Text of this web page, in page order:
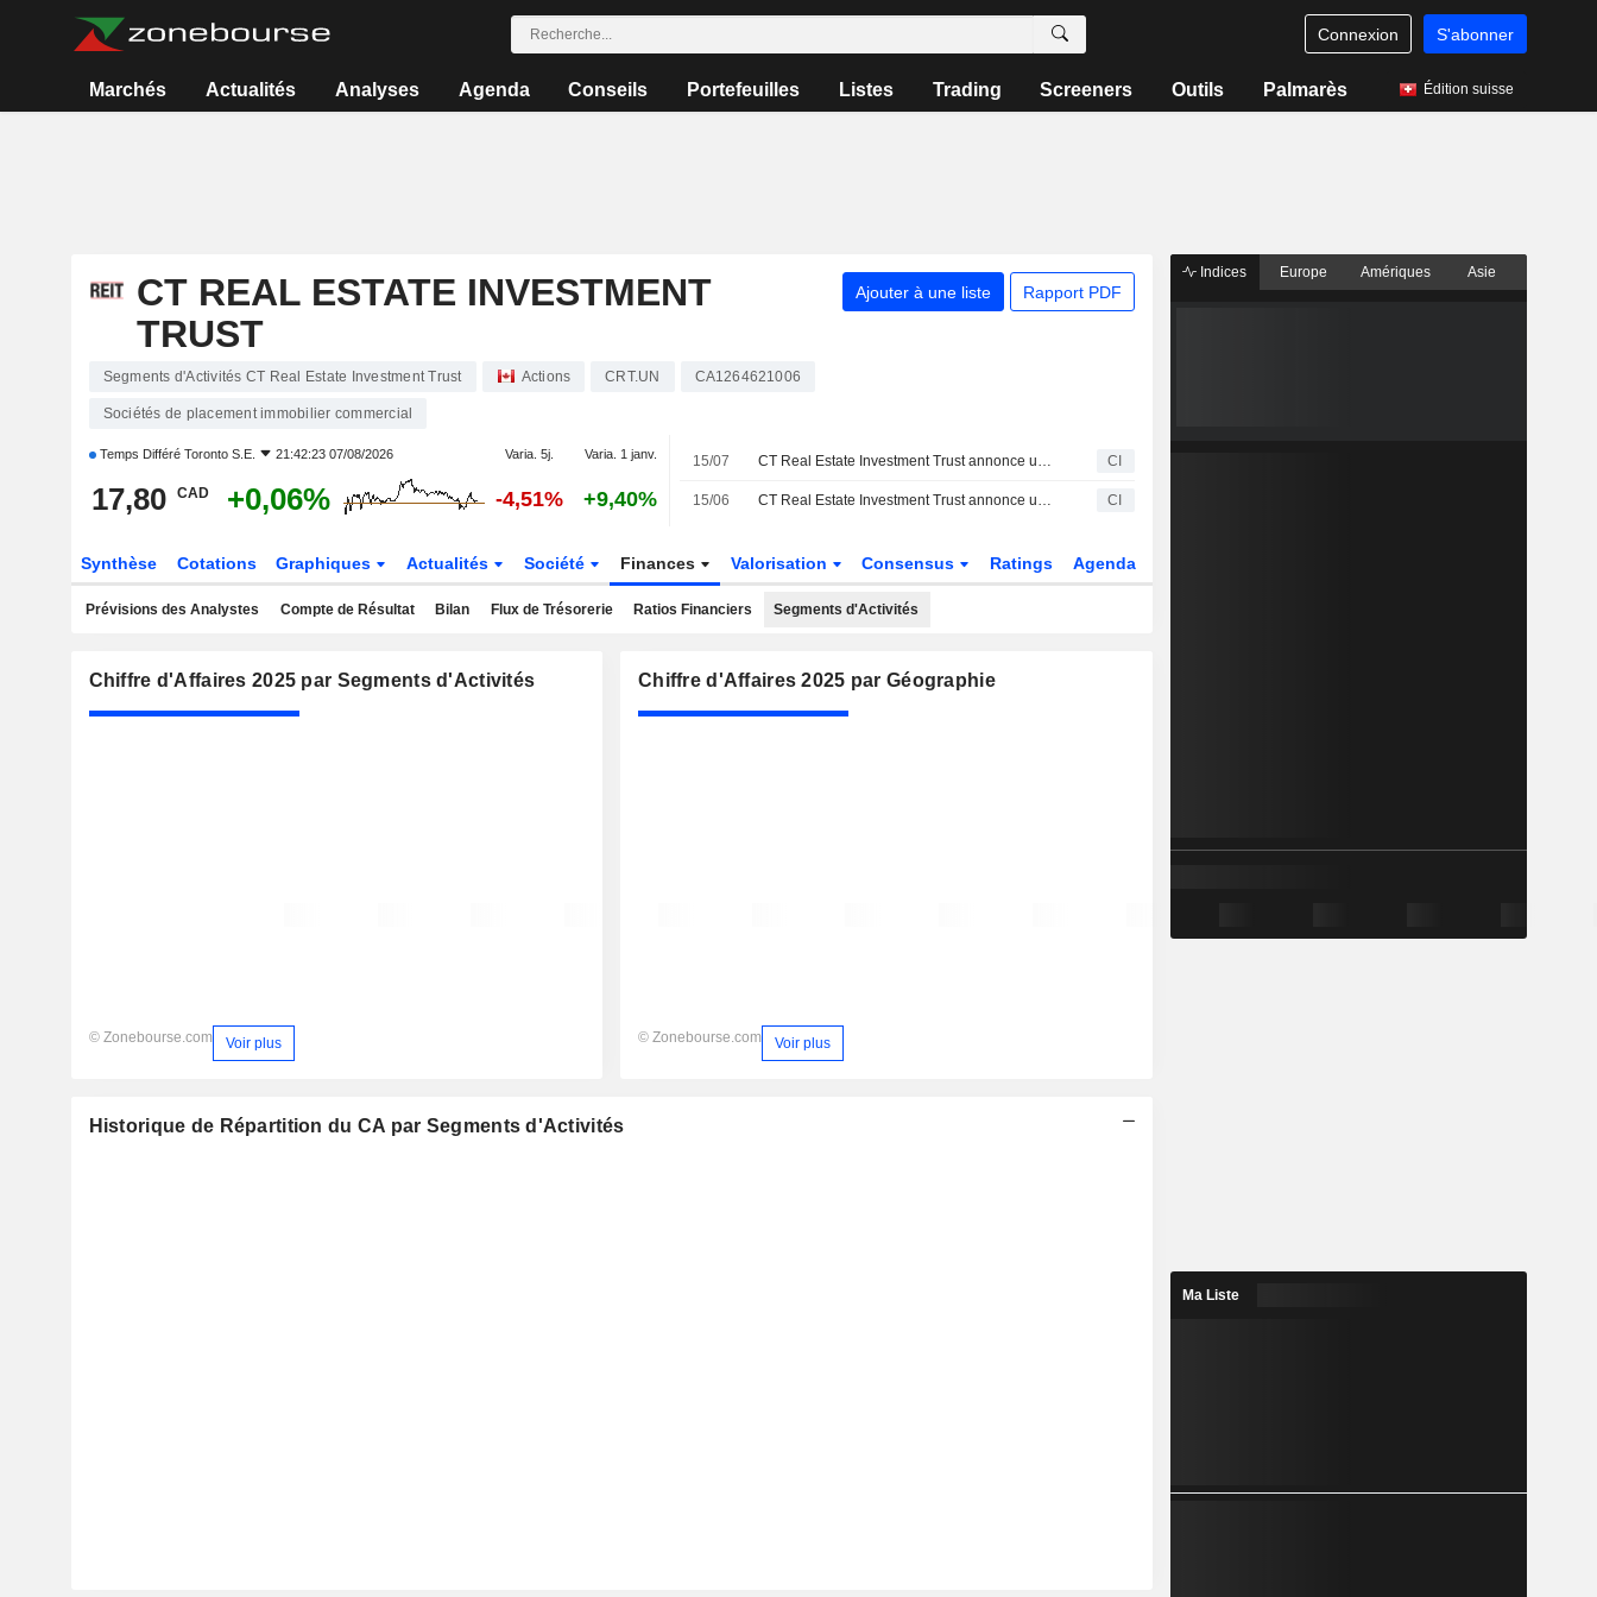
Connexion S'abonner
Marchés Actualités Analyses Agenda Conseils Portefeuilles Listes Trading Screeners Outils Palmarès Édition suisse
CT REAL ESTATE INVESTMENT
TRUST
Ajouter à une liste Rapport PDF
Segments d'Activités CT Real Estate Investment Trust Actions CRT.UN CA1264621006
Sociétés de placement immobilier commercial
Temps Différé Toronto S.E. 21:42:23 07/08/2026 Varia. 5j. Varia. 1 janv.
17,80 CAD +0,06% -4,51% +9,40%
15/07 CT Real Estate Investment Trust annonce une distribution pour la période du 1er au 31 juillet 2026, payable le 17 août 2026 CI
15/06 CT Real Estate Investment Trust annonce une distribution pour la période du 1er au 30 juin 2026, payable le 15 juillet 2026 CI
Synthèse Cotations Graphiques Actualités Société Finances Valorisation Consensus Ratings Agenda
Prévisions des Analystes Compte de Résultat Bilan Flux de Trésorerie Ratios Financiers Segments d'Activités
Chiffre d'Affaires 2025 par Segments d'Activités
© Zonebourse.com Voir plus
Chiffre d'Affaires 2025 par Géographie
© Zonebourse.com Voir plus
Historique de Répartition du CA par Segments d'Activités
Indices Europe Amériques Asie
Ma Liste